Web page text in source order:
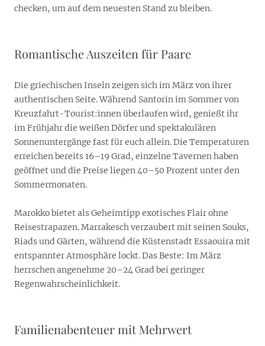
checken, um auf dem neuesten Stand zu bleiben.
Romantische Auszeiten für Paare
Die griechischen Inseln zeigen sich im März von ihrer
authentischen Seite. Während Santorin im Sommer von
Kreuzfahrt-Tourist:innen überlaufen wird, genießt ihr
im Frühjahr die weißen Dörfer und spektakulären
Sonnenuntergänge fast für euch allein. Die Temperaturen
erreichen bereits 16–19 Grad, einzelne Tavernen haben
geöffnet und die Preise liegen 40–50 Prozent unter den
Sommermonaten.
Marokko bietet als Geheimtipp exotisches Flair ohne
Reisestrapazen. Marrakesch verzaubert mit seinen Souks,
Riads und Gärten, während die Küstenstadt Essaouira mit
entspannter Atmosphäre lockt. Das Beste: Im März
herrschen angenehme 20–24 Grad bei geringer
Regenwahrscheinlichkeit.
Familienabenteuer mit Mehrwert